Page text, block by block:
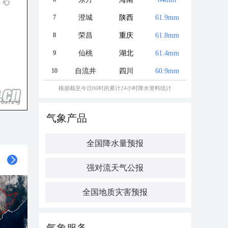
7 澄城 陕西 61.9mm
8 荣昌 重庆 61.8mm
9 仙桃 湖北 61.4mm
10 自流井 四川 60.9mm
根据截至今日06时的累计24小时降水资料统计
气象产品
全国降水量预报
强对流天气公报
全国地质灾害预报